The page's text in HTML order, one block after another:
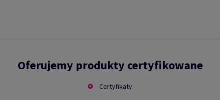
Oferujemy produkty certyfikowane
Certyfikaty